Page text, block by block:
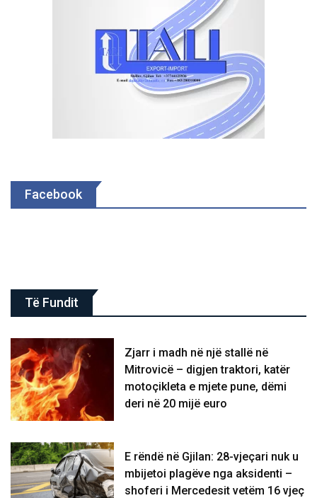
Facebook
Të Fundit
Zjarr i madh në një stallë në
Mitrovicë – digjen traktori, katër
motoçikleta e mjete pune, dëmi
deri në 20 mijë euro
E rëndë në Gjilan: 28-vjeçari nuk u
mbijetoi plagëve nga aksidenti –
shoferi i Mercedesit vetëm 16 vjeç